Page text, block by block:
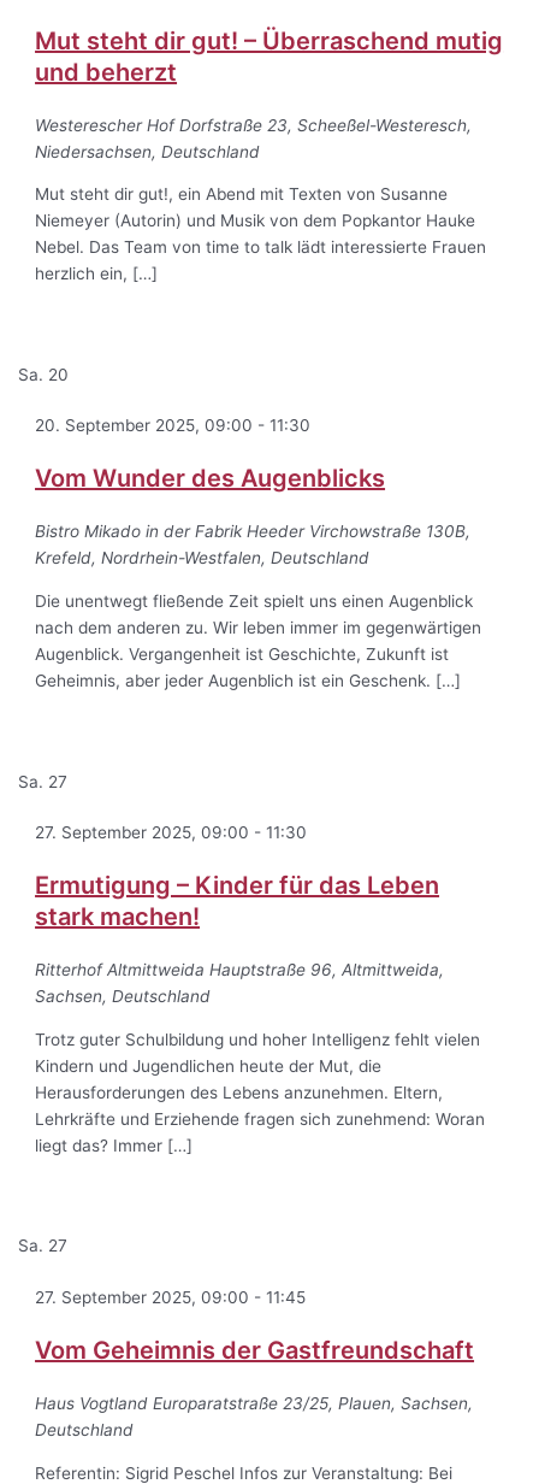
Mut steht dir gut! – Überraschend mutig
und beherzt
Westerescher HofDorfstraße 23, Scheeßel-Westeresch,
Niedersachsen, Deutschland
Mut steht dir gut!, ein Abend mit Texten von Susanne
Niemeyer (Autorin) und Musik von dem Popkantor Hauke
Nebel. Das Team von time to talk lädt interessierte Frauen
herzlich ein, […]
Sa. 20
20. September 2025, 09:00 -11:30
Vom Wunder des Augenblicks
Bistro Mikado in der Fabrik Heeder Virchowstraße 130B,
Krefeld, Nordrhein-Westfalen, Deutschland
Die unentwegt fließende Zeit spielt uns einen Augenblick
nach dem anderen zu. Wir leben immer im gegenwärtigen
Augenblick. Vergangenheit ist Geschichte, Zukunft ist
Geheimnis, aber jeder Augenblich ist ein Geschenk. […]
Sa. 27
27. September 2025, 09:00 -11:30
Ermutigung – Kinder für das Leben
stark machen!
Ritterhof AltmittweidaHauptstraße 96, Altmittweida,
Sachsen, Deutschland
Trotz guter Schulbildung und hoher Intelligenz fehlt vielen
Kindern und Jugendlichen heute der Mut, die
Herausforderungen des Lebens anzunehmen. Eltern,
Lehrkräfte und Erziehende fragen sich zunehmend: Woran
liegt das? Immer […]
Sa. 27
27. September 2025, 09:00 -11:45
Vom Geheimnis der Gastfreundschaft
Haus VogtlandEuroparatstraße 23/25, Plauen, Sachsen,
Deutschland
Referentin: Sigrid Peschel Infos zur Veranstaltung: Bei